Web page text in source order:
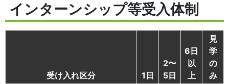
インターンシップ等受入体制
受け入れ区分 1日
2〜
5日
6日
以
上
見
学
の
み